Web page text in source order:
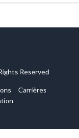
Reserved
Carrières